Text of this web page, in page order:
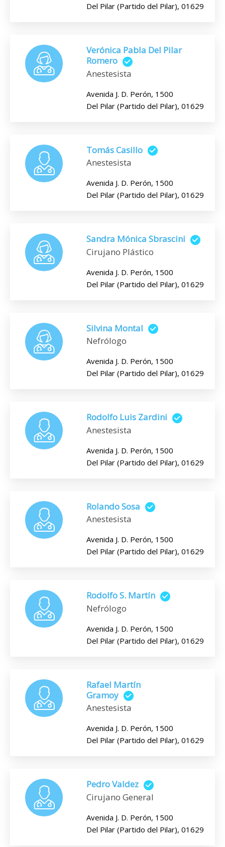
Del Pilar (Partido del Pilar), 01629
Verónica Pabla Del Pilar
Romero
Anestesista
Avenida J. D. Perón, 1500
Del Pilar (Partido del Pilar), 01629
Tomás Casillo
Anestesista
Avenida J. D. Perón, 1500
Del Pilar (Partido del Pilar), 01629
Sandra Mónica Sbrascini
Cirujano Plástico
Avenida J. D. Perón, 1500
Del Pilar (Partido del Pilar), 01629
Silvina Montal
Nefrólogo
Avenida J. D. Perón, 1500
Del Pilar (Partido del Pilar), 01629
Rodolfo Luis Zardini
Anestesista
Avenida J. D. Perón, 1500
Del Pilar (Partido del Pilar), 01629
Rolando Sosa
Anestesista
Avenida J. D. Perón, 1500
Del Pilar (Partido del Pilar), 01629
Rodolfo S. Martín
Nefrólogo
Avenida J. D. Perón, 1500
Del Pilar (Partido del Pilar), 01629
Rafael Martín
Gramoy
Anestesista
Avenida J. D. Perón, 1500
Del Pilar (Partido del Pilar), 01629
Pedro Valdez
Cirujano General
Avenida J. D. Perón, 1500
Del Pilar (Partido del Pilar), 01629